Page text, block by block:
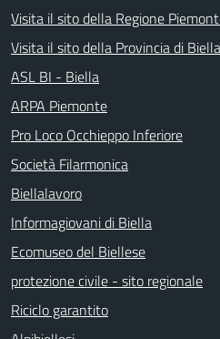
Visita il sito della Regione
Visita il sito della Provincia di Biella
ASL BI - Biella
ARPA Piemonte
Pro Loco Occhieppo Inferiore
Società Filarmonica
Biellalavoro
Informagiovani di Biella
Ecomuseo del Biellese
protezione civile - sito regionale
Riciclo garantito